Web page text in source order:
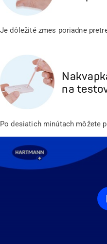
Je dôležité zmes poriadne
na
Po desiatich minútach môžete